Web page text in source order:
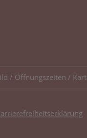
/ Öffnungszeiten /